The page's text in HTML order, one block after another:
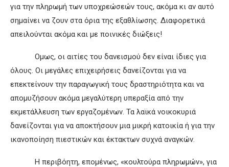
για την πληρωμή των υποχρεώσεών τους, ακόμα κι αν αυτό
σημαίνει να ζουν στα όρια της εξαθλίωσης. Διαφορετικά
απειλούνται ακόμα και με ποινικές διώξεις!
Ομως, οι αιτίες του δανεισμού δεν είναι ίδιες για
όλους. Οι μεγάλες επιχειρήσεις δανείζονται για να
επεκτείνουν την παραγωγική τους δραστηριότητα και να
απομυζήσουν ακόμα μεγαλύτερη υπεραξία από την
εκμετάλλευση των εργαζομένων. Τα λαϊκά νοικοκυριά
δανείζονται για να αποκτήσουν μια μικρή κατοικία ή για την
ικανοποίηση πιεστικών και έκτακτων συχνά αναγκών.
Η περιβόητη, επομένως, «κουλτούρα πληρωμών», για